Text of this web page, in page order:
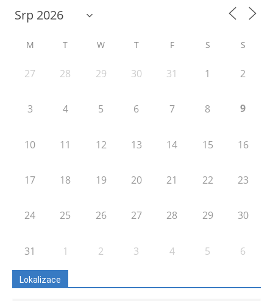
M T W T F S S
27 28 29 30 31 1 2
3 4 5 6 7 8 9
10 11 12 13 14 15 16
17 18 19 20 21 22 23
24 25 26 27 28 29 30
31 1 2 3 4 5 6
Lokalizace